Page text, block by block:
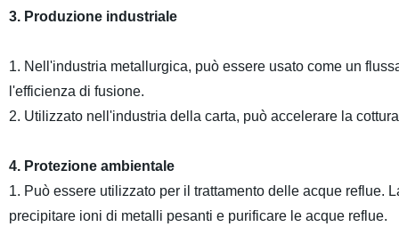
3. Produzione industriale
1. Nell'industria metallurgica, può essere usato come un
l'efficienza di fusione.
2. Utilizzato nell'industria della carta, può accelerare la
4. Protezione ambientale
1. Può essere utilizzato per il trattamento delle acque reflue.
precipitare ioni di metalli pesanti e purificare le acque reflue.